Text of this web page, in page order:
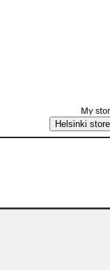
My
Helsinki store